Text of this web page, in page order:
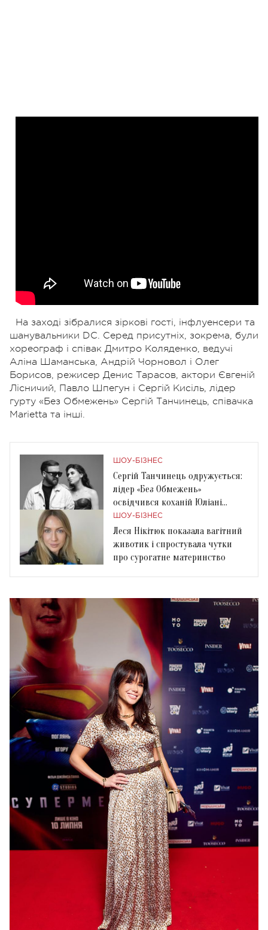
На заході зібралися зіркові гості, інфлуенсери та
шанувальники DC. Серед присутніх, зокрема, були
хореограф і співак Дмитро Коляденко, ведучі
Аліна Шаманська, Андрій Чорновол і Олег
Борисов, режисер Денис Тарасов, актори Євгеній
Лісничий, Павло Шпегун і Сергій Кисіль, лідер
гурту «Без Обмежень» Сергій Танчинець, співачка
Marietta та інші.
ШОУ-БІЗНЕС
Сергій Танчинець одружується:
лідер «Без Обмежень»
освідчився коханій Юліані
Корецькій
ШОУ-БІЗНЕС
Леся Нікітюк показала вагітний
животик і спростувала чутки
про сурогатне материнство